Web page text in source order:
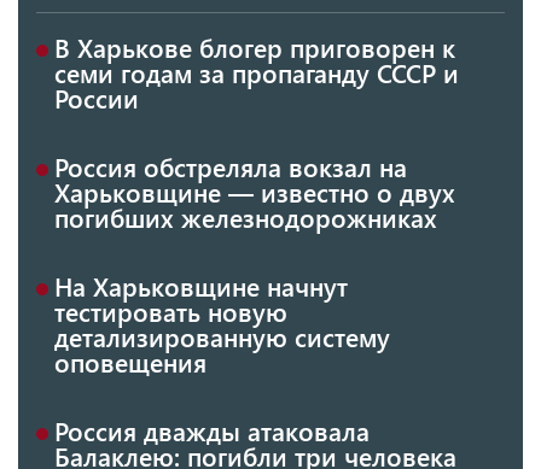
В Харькове блогер приговорен к
семи годам за пропаганду СССР и
России
Россия обстреляла вокзал на
Харьковщине — известно о двух
погибших железнодорожниках
На Харьковщине начнут
тестировать новую
детализированную систему
оповещения
Россия дважды атаковала
Балаклею: погибли три человека